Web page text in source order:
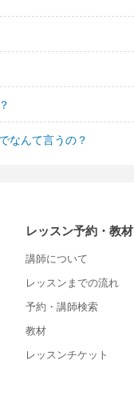
なんて言うの？
レッスン予約・教材
講師について
レッスンまでの流れ
予約・講師検索
教材
レッスンチケット